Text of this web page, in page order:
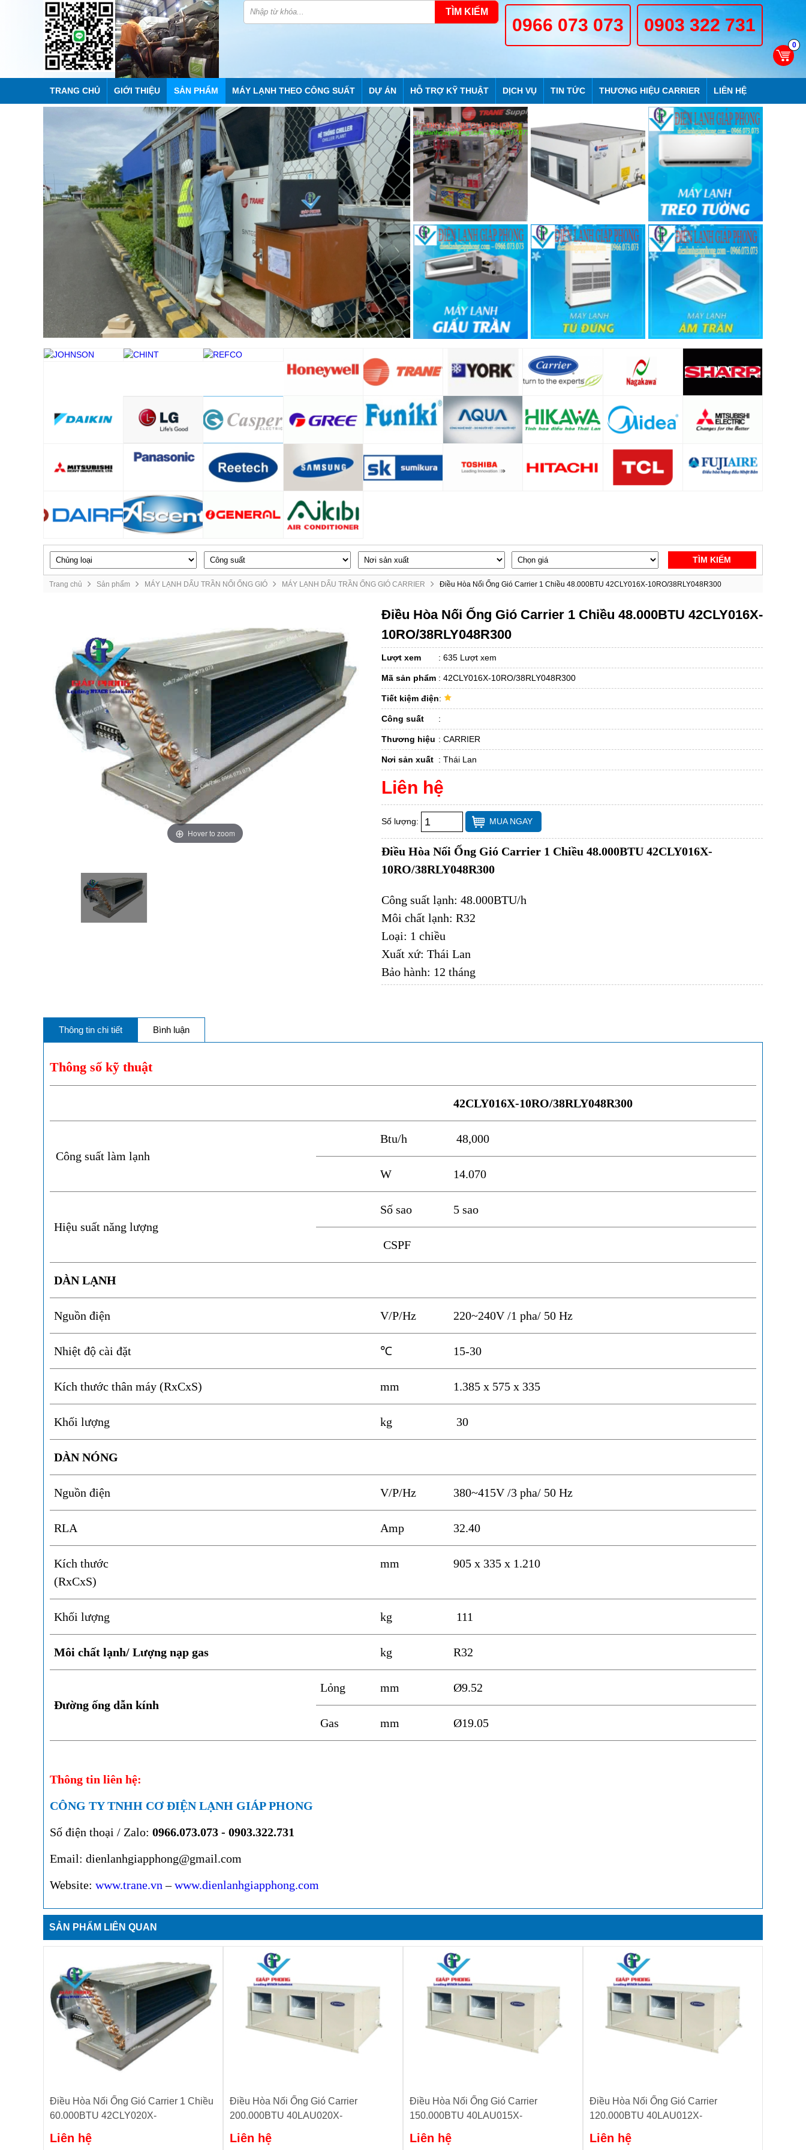
0
0966 073 073 0903 322 731
TÌM KIẾM
TRANG CHỦ GIỚI THIỆU SẢN PHẨM MÁY LẠNH THEO CÔNG SUẤT DỰ ÁN HỖ TRỢ KỸ THUẬT DỊCH VỤ TIN TỨC THƯƠNG HIỆU CARRIER LIÊN HỆ
TÌM KIẾM
Trang chủ Sản phẩm MÁY LẠNH DẤU TRẦN NỐI ỐNG GIÓ MÁY LẠNH DẤU TRẦN ỐNG GIÓ CARRIER Điều Hòa Nối Ống Gió Carrier 1 Chiều 48.000BTU 42CLY016X-10RO/38RLY048R300
Hover to zoom
Điều Hòa Nối Ống Gió Carrier 1 Chiều 48.000BTU 42CLY016X-
10RO/38RLY048R300
Lượt xem :635 Lượt xem
Mã sản phẩm :42CLY016X-10RO/38RLY048R300
Tiết kiệm điện:
Công suất :
Thương hiệu :CARRIER
Nơi sản xuất :Thái Lan
Liên hệ
Số lượng: MUA NGAY
Điều Hòa Nối Ống Gió Carrier 1 Chiều 48.000BTU 42CLY016X-
10RO/38RLY048R300
Công suất lạnh: 48.000BTU/h
Môi chất lạnh: R32
Loại: 1 chiều
Xuất xứ: Thái Lan
Bảo hành: 12 tháng
Thông tin chi tiết Bình luận
Thông số kỹ thuật
42CLY016X-10RO/38RLY048R300
Công suất làm lạnh
Btu/h 48,000
W 14.070
Hiệu suất năng lượng
Số sao 5 sao
CSPF
DÀN LẠNH
Nguồn điện V/P/Hz 220~240V /1 pha/ 50 Hz
Nhiệt độ cài đặt ℃ 15-30
Kích thước thân máy (RxCxS) mm 1.385 x 575 x 335
Khối lượng kg 30
DÀN NÓNG
Nguồn điện V/P/Hz 380~415V /3 pha/ 50 Hz
RLA Amp 32.40
Kích thước
(RxCxS)
mm 905 x 335 x 1.210
Khối lượng kg 111
Môi chất lạnh/ Lượng nạp gas kg R32
Đường ống dẫn kính
Lỏng mm Ø9.52
Gas mm Ø19.05
Thông tin liên hệ:
CÔNG TY TNHH CƠ ĐIỆN LẠNH GIÁP PHONG
Số điện thoại / Zalo: 0966.073.073 - 0903.322.731
Email: dienlanhgiapphong@gmail.com
Website: www.trane.vn –www.dienlanhgiapphong.com
SẢN PHẨM LIÊN QUAN
Điều Hòa Nối Ống Gió Carrier 1 Chiều
60.000BTU 42CLY020X-
Liên hệ
Điều Hòa Nối Ống Gió Carrier
200.000BTU 40LAU020X-
Liên hệ
Điều Hòa Nối Ống Gió Carrier
150.000BTU 40LAU015X-
Liên hệ
Điều Hòa Nối Ống Gió Carrier
120.000BTU 40LAU012X-
Liên hệ